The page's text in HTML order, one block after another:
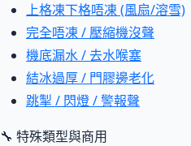
上格凍下格唔凍 (風扇/溶雪)
完全唔凍 / 壓縮機沒聲
機底漏水 / 去水喉塞
結冰過厚 / 門膠邊老化
跳掣 / 閃燈 / 警報聲
🔧 特殊類型與商用